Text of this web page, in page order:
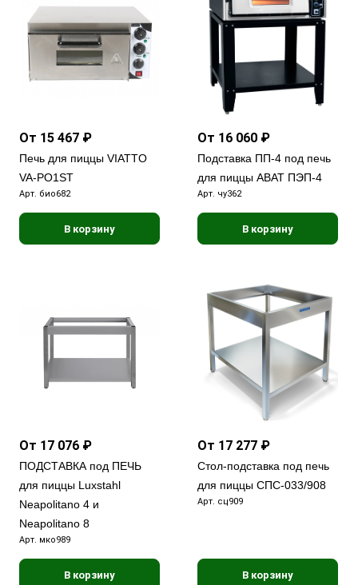
От 15 467 ₽
Печь для пиццы VIATTO
VA-PO1ST
Арт. био682
В корзину
От 16 060 ₽
Подставка ПП-4 под печь
для пиццы ABAT ПЭП-4
Арт. чу362
В корзину
От 17 076 ₽
ПОДСТАВКА под ПЕЧЬ
для пиццы Luxstahl
Neapolitanо 4 и
Neapolitanо 8
Арт. мко989
В корзину
От 17 277 ₽
Стол-подставка под печь
для пиццы СПС-033/908
Арт. сц909
В корзину